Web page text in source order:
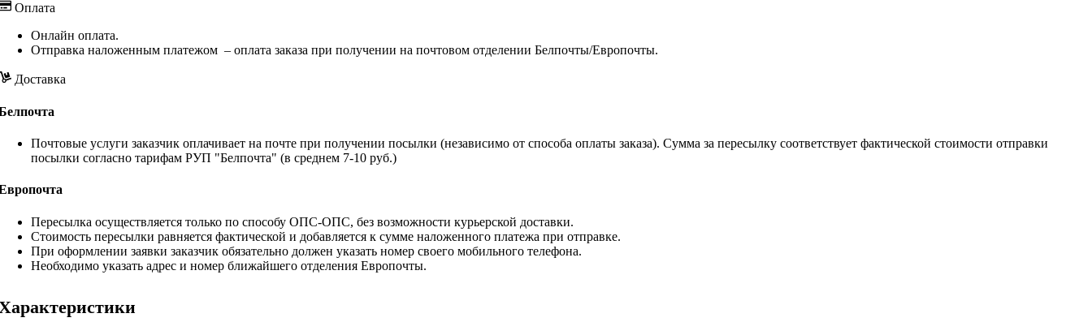
Оплата
Онлайн оплата.
Отправка наложенным платежом – оплата заказа при получении на почтовом отделении Белпочты/Европочты.
Доставка
Почтовые услуги заказчик оплачивает на почте при получении посылки (независимо от способа оплаты заказа). Сумма за пересылку соответствует фактической стоимости отправки
посылки согласно тарифам РУП "Белпочта" (в среднем 7-10 руб.)
Пересылка осуществляется только по способу ОПС-ОПС, без возможности курьерской доставки.
Стоимость пересылки равняется фактической и добавляется к сумме наложенного платежа при отправке.
При оформлении заявки заказчик обязательно должен указать номер своего мобильного телефона.
Необходимо указать адрес и номер ближайшего отделения Европочты.